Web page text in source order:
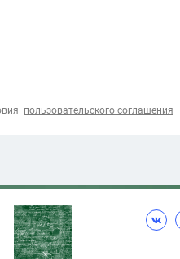
пользовательского соглашения